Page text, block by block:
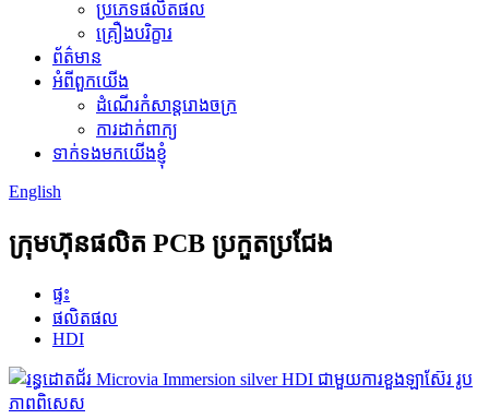
ប្រភេទផលិតផល
គ្រឿងបរិក្ខារ
ព័ត៌មាន
អំពីពួកយើង
ដំណើរកំសាន្តរោងចក្រ
ការដាក់ពាក្យ
ទាក់ទងមកយើងខ្ញុំ
English
ក្រុមហ៊ុនផលិត PCB ប្រកួតប្រជែង
ផ្ទះ
ផលិតផល
HDI